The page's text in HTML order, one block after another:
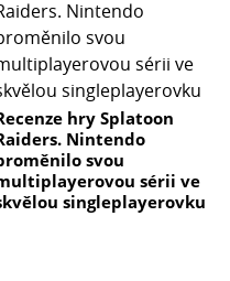
hry Splatoon
Nintendo
svou
sérii ve
singleplayerovku